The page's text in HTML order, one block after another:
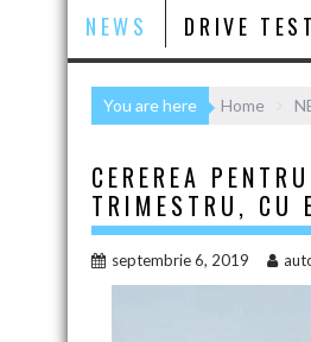
NEWS DRIVE TEST
You are here Home
CEREREA
TRIMESTRU, CU
septembrie 6, 2019